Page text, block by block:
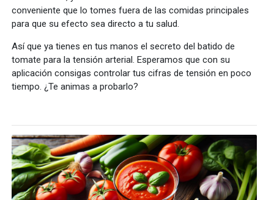
conveniente que lo tomes fuera de las comidas principales
para que su efecto sea directo a tu salud.
Así que ya tienes en tus manos el secreto del batido de
tomate para la tensión arterial. Esperamos que con su
aplicación consigas controlar tus cifras de tensión en poco
tiempo. ¿Te animas a probarlo?